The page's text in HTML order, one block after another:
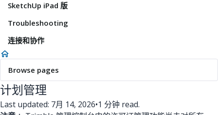
SketchUp iPad 版
Troubleshooting
连接和协作
Browse pages
计划管理
Last updated: 7月 14, 2026•1 分钟 read.